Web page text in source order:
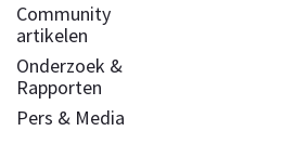
Community
artikelen
Onderzoek &
Rapporten
Pers & Media